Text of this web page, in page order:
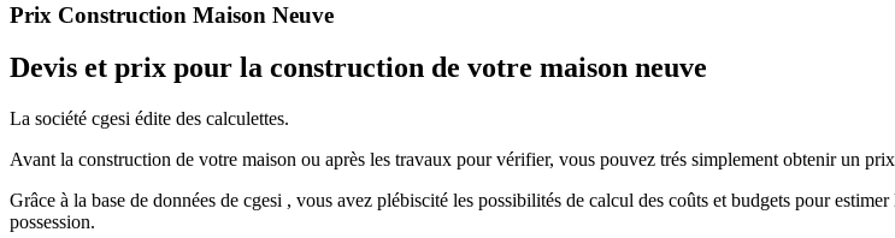
Prix Construction Maison Neuve
Devis et prix pour la construction de votre maison neuve
La société cgesi édite des calculettes.
Avant la construction de votre maison ou après les travaux pour vérifier, vous pouvez trés simplement obtenir un
Grâce à la base de données de cgesi , vous avez plébiscité les possibilités de calcul des coûts et budgets pour
possession.